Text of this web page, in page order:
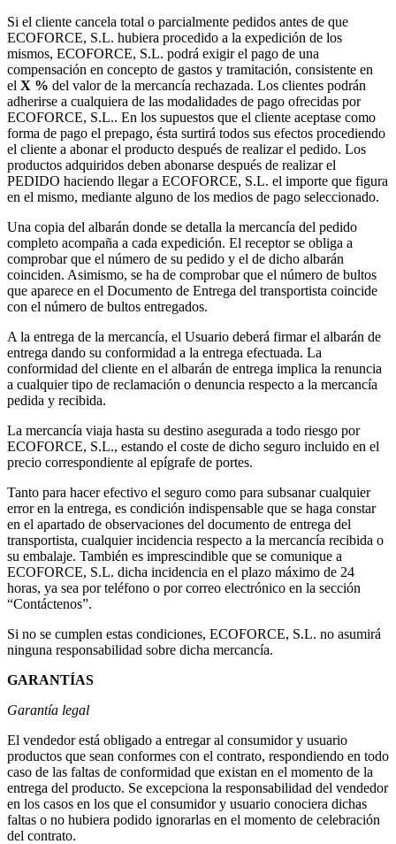
Si el cliente cancela total o parcialmente pedidos antes de que
ECOFORCE, S.L. hubiera procedido a la expedición de los
mismos, ECOFORCE, S.L. podrá exigir el pago de una
compensación en concepto de gastos y tramitación, consistente en
el X % del valor de la mercancía rechazada. Los clientes podrán
adherirse a cualquiera de las modalidades de pago ofrecidas por
ECOFORCE, S.L.. En los supuestos que el cliente aceptase como
forma de pago el prepago, ésta surtirá todos sus efectos procediendo
el cliente a abonar el producto después de realizar el pedido. Los
productos adquiridos deben abonarse después de realizar el
PEDIDO haciendo llegar a ECOFORCE, S.L. el importe que figura
en el mismo, mediante alguno de los medios de pago seleccionado.
Una copia del albarán donde se detalla la mercancía del pedido
completo acompaña a cada expedición. El receptor se obliga a
comprobar que el número de su pedido y el de dicho albarán
coinciden. Asimismo, se ha de comprobar que el número de bultos
que aparece en el Documento de Entrega del transportista coincide
con el número de bultos entregados.
A la entrega de la mercancía, el Usuario deberá firmar el albarán de
entrega dando su conformidad a la entrega efectuada. La
conformidad del cliente en el albarán de entrega implica la renuncia
a cualquier tipo de reclamación o denuncia respecto a la mercancía
pedida y recibida.
La mercancía viaja hasta su destino asegurada a todo riesgo por
ECOFORCE, S.L., estando el coste de dicho seguro incluido en el
precio correspondiente al epígrafe de portes.
Tanto para hacer efectivo el seguro como para subsanar cualquier
error en la entrega, es condición indispensable que se haga constar
en el apartado de observaciones del documento de entrega del
transportista, cualquier incidencia respecto a la mercancía recibida o
su embalaje. También es imprescindible que se comunique a
ECOFORCE, S.L. dicha incidencia en el plazo máximo de 24
horas, ya sea por teléfono o por correo electrónico en la sección
“Contáctenos”.
Si no se cumplen estas condiciones, ECOFORCE, S.L. no asumirá
ninguna responsabilidad sobre dicha mercancía.
GARANTÍAS
Garantía legal
El vendedor está obligado a entregar al consumidor y usuario
productos que sean conformes con el contrato, respondiendo en todo
caso de las faltas de conformidad que existan en el momento de la
entrega del producto. Se excepciona la responsabilidad del vendedor
en los casos en los que el consumidor y usuario conociera dichas
faltas o no hubiera podido ignorarlas en el momento de celebración
del contrato.